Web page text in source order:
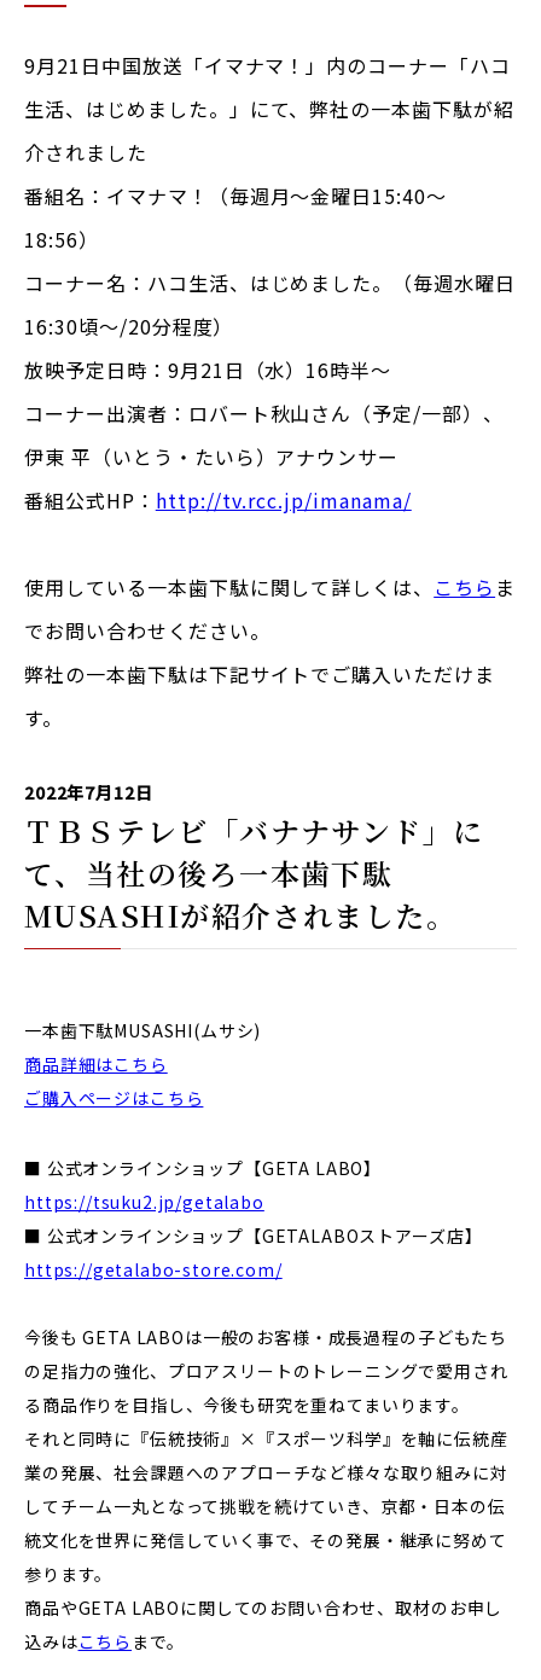
9月21日中国放送「イマナマ！」内のコーナー「ハコ
生活、はじめました。」にて、弊社の一本歯下駄が紹
介されました
番組名：イマナマ！（毎週月～金曜日15:40～
18:56）
コーナー名：ハコ生活、はじめました。（毎週水曜日
16:30頃～/20分程度）
放映予定日時：9月21日（水）16時半〜
コーナー出演者：ロバート秋山さん（予定/一部）、
伊東 平（いとう・たいら）アナウンサー
番組公式HP： http://tv.rcc.jp/imanama/
使用している一本歯下駄に関して詳しくは、 こちら ま
でお問い合わせください。
弊社の一本歯下駄は下記サイトでご購入いただけま
す。
2022年7月12日
ＴＢＳテレビ「バナナサンド」に
て、当社の後ろ一本歯下駄
MUSASHIが紹介されました。
一本歯下駄MUSASHI(ムサシ)
商品詳細はこちら
ご購入ページはこちら
■ 公式オンラインショップ【GETA LABO】
https://tsuku2.jp/getalabo
■ 公式オンラインショップ【GETALABOストアーズ店】
https://getalabo-store.com/
今後も GETA LABOは一般のお客様・成長過程の子どもたち
の足指力の強化、プロアスリートのトレーニングで愛用され
る商品作りを目指し、今後も研究を重ねてまいります。
それと同時に『伝統技術』×『スポーツ科学』を軸に伝統産
業の発展、社会課題へのアプローチなど様々な取り組みに対
してチーム一丸となって挑戦を続けていき、京都・日本の伝
統文化を世界に発信していく事で、その発展・継承に努めて
参ります。
商品やGETA LABOに関してのお問い合わせ、取材のお申し
込みはこちら まで。